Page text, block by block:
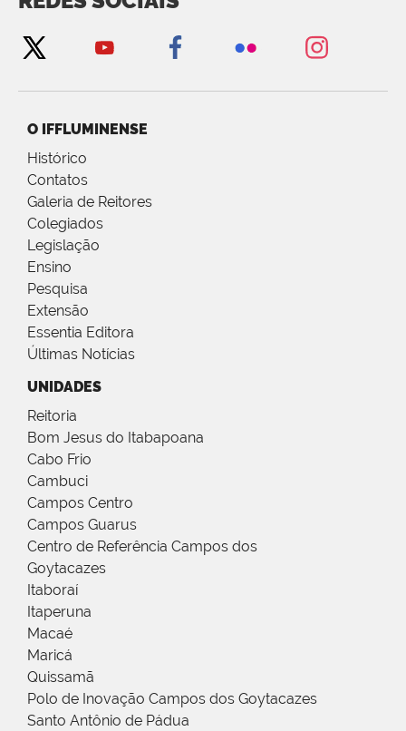
O IFFLUMINENSE
Histórico
Contatos
Galeria de Reitores
Colegiados
Legislação
Ensino
Pesquisa
Extensão
Essentia Editora
Últimas Notícias
UNIDADES
Reitoria
Bom Jesus do Itabapoana
Cabo Frio
Cambuci
Campos Centro
Campos Guarus
Centro de Referência Campos dos
Goytacazes
Itaboraí
Itaperuna
Macaé
Maricá
Quissamã
Polo de Inovação Campos dos Goytacazes
Santo Antônio de Pádua